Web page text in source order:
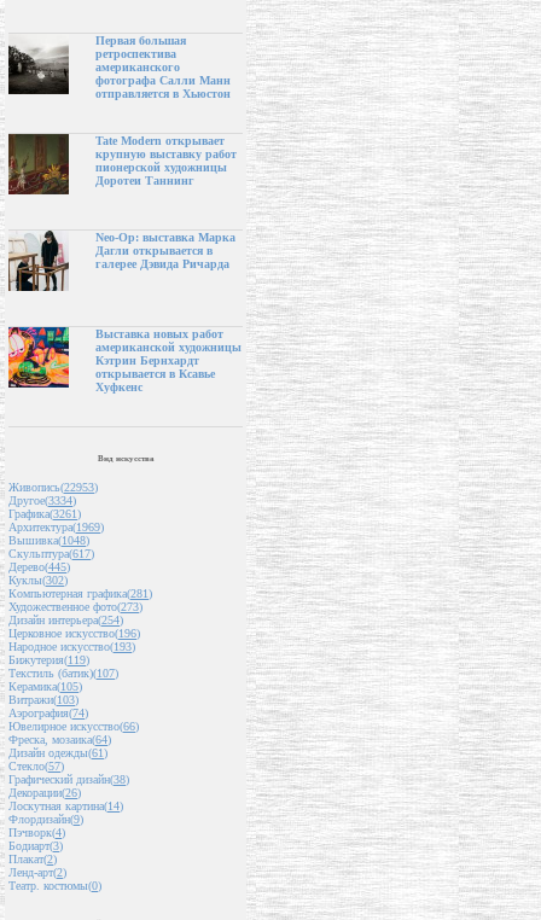
Первая большая
ретроспектива
американского
фотографа Салли Манн
отправляется в Хьюстон
Tate Modern открывает
крупную выставку работ
пионерской художницы
Доротеи Таннинг
Neo-Op: выставка Марка
Дагли открывается в
галерее Дэвида Ричарда
Выставка новых работ
американской художницы
Кэтрин Бернхардт
открывается в Ксавье
Хуфкенс
Вид искусства
Живопись(22953)
Другое(3334)
Графика(3261)
Архитектура(1969)
Вышивка(1048)
Скульптура(617)
Дерево(445)
Куклы(302)
Компьютерная графика(281)
Художественное фото(273)
Дизайн интерьера(254)
Церковное искусство(196)
Народное искусство(193)
Бижутерия(119)
Текстиль (батик)(107)
Керамика(105)
Витражи(103)
Аэрография(74)
Ювелирное искусство(66)
Фреска, мозаика(64)
Дизайн одежды(61)
Стекло(57)
Графический дизайн(38)
Декорации(26)
Лоскутная картина(14)
Флордизайн(9)
Пэчворк(4)
Бодиарт(3)
Плакат(2)
Ленд-арт(2)
Театр. костюмы(0)